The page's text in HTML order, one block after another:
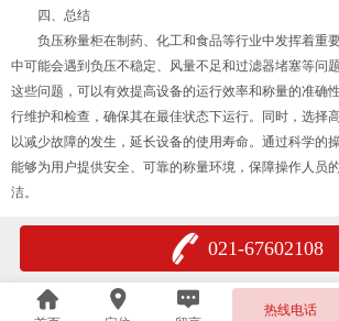
四、总结
负压称量柜在制药、化工和食品等行业中发挥着重
中可能会遇到负压不稳定、风量不足和过滤器堵塞等问
这些问题，可以有效提高设备的运行效率和称量的准确
行维护和检查，确保其在最佳状态下运行。同时，选择
以减少故障的发生，延长设备的使用寿命。通过科学的
能够为用户提供安全、可靠的称量环境，保障操作人员
洁。
021-67602108
热线电话